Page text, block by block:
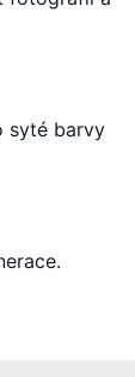
syté barvy